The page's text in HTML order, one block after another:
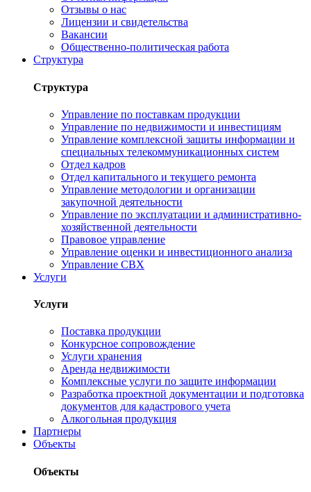
Отзывы о нас
Лицензии и свидетельства
Вакансии
Общественно-политическая работа
Структура
Структура
Управление по поставкам продукции
Управление по недвижимости и инвестициям
Управление комплексной защиты информации и
специальных телекоммуникационных систем
Отдел кадров
Отдел капитального и текущего ремонта
Управление методологии и организации
закупочной деятельности
Управление по эксплуатации и административно-
хозяйственной деятельности
Правовое управление
Управление оценки и инвестиционного анализа
Управление СВХ
Услуги
Услуги
Поставка продукции
Конкурсное сопровождение
Услуги хранения
Аренда недвижимости
Комплексные услуги по защите информации
Разработка проектной документации и подготовка
документов для кадастрового учета
Алкогольная продукция
Партнеры
Объекты
Объекты